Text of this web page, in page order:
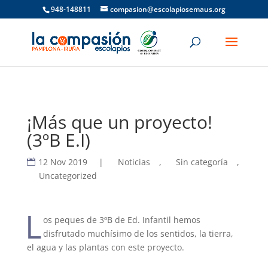
948-148811 compasion@escolapiosemaus.org
¡Más que un proyecto!
(3ºB E.I)
12 Nov 2019 | Noticias , Sin categoría
,
Uncategorized
Los peques de 3ºB de Ed. Infantil hemos
disfrutado muchísimo de los sentidos, la tierra,
el agua y las plantas con este proyecto.